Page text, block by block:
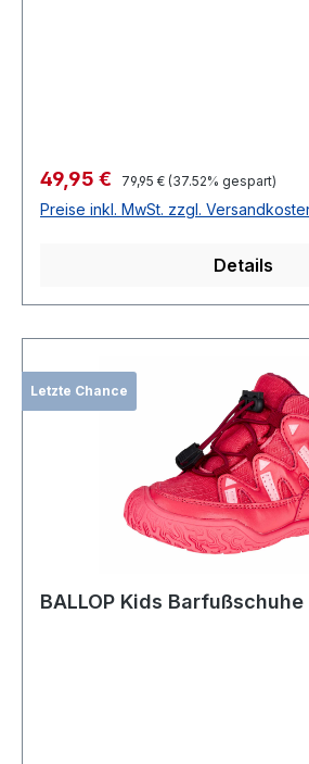
Verkaufspreis:
49,95 € Regulärer Preis:
79,95 € (37.52% gespart)
Preise inkl. MwSt. zzgl.
Details
Letzte Chance
BALLOP Kids